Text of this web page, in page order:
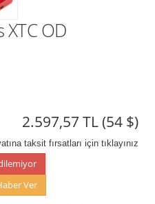
XTC OD
2.597,57 TL(54 $)
taksit fırsatları için tıklayınız
Ver